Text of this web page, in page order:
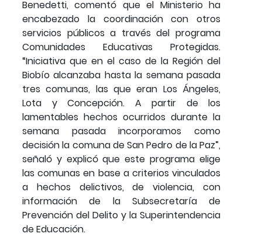
Benedetti, comentó que el Ministerio ha
encabezado la coordinación con otros
servicios públicos a través del programa
Comunidades Educativas Protegidas.
“Iniciativa que en el caso de la Región del
Biobío alcanzaba hasta la semana pasada
tres comunas, las que eran Los Ángeles,
Lota y Concepción. A partir de los
lamentables hechos ocurridos durante la
semana pasada incorporamos como
decisión la comuna de San Pedro de la Paz”,
señaló y explicó que este programa elige
las comunas en base a criterios vinculados
a hechos delictivos, de violencia, con
información de la Subsecretaría de
Prevención del Delito y la Superintendencia
de Educación.